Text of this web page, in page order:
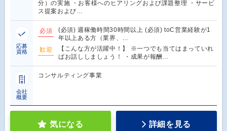
分）の実施 ・お客様へのヒアリングおよび課題整理 ・サービ
ス提案および…
応募
資格
必須
(必須) 週稼働時間30時間以上 (必須) toC営業経験が1
年以上ある方（業界、…
歓迎
【こんな方が活躍中！】 ※一つでも当てはまっていれ
ばお話ししましょう！ ・成果が報酬…
会社
概要
コンサルティング事業
気になる 詳細を見る